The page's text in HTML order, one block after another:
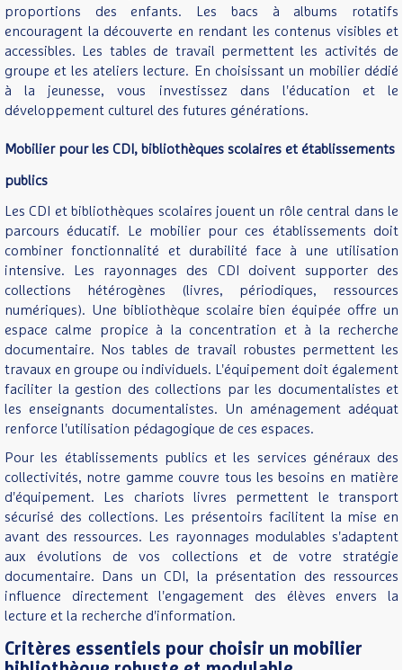
proportions des enfants. Les bacs à albums rotatifs
encouragent la découverte en rendant les contenus visibles et
accessibles. Les tables de travail permettent les activités de
groupe et les ateliers lecture. En choisissant un mobilier dédié
à la jeunesse, vous investissez dans l'éducation et le
développement culturel des futures générations.
Mobilier pour les CDI, bibliothèques scolaires et établissements
publics
Les CDI et bibliothèques scolaires jouent un rôle central dans le
parcours éducatif. Le mobilier pour ces établissements doit
combiner fonctionnalité et durabilité face à une utilisation
intensive. Les rayonnages des CDI doivent supporter des
collections hétérogènes (livres, périodiques, ressources
numériques). Une bibliothèque scolaire bien équipée offre un
espace calme propice à la concentration et à la recherche
documentaire. Nos tables de travail robustes permettent les
travaux en groupe ou individuels. L'équipement doit également
faciliter la gestion des collections par les documentalistes et
les enseignants documentalistes. Un aménagement adéquat
renforce l'utilisation pédagogique de ces espaces.
Pour les établissements publics et les services généraux des
collectivités, notre gamme couvre tous les besoins en matière
d'équipement. Les chariots livres permettent le transport
sécurisé des collections. Les présentoirs facilitent la mise en
avant des ressources. Les rayonnages modulables s'adaptent
aux évolutions de vos collections et de votre stratégie
documentaire. Dans un CDI, la présentation des ressources
influence directement l'engagement des élèves envers la
lecture et la recherche d'information.
Critères essentiels pour choisir un mobilier